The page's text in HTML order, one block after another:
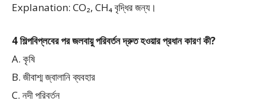
Explanation: CO₂, CH₄ বৃদ্ধির জন্য।
4 শিল্পবিপ্লবের পর জলবায়ু পরিবর্তন দ্রুত হওয়ার প্রধান কারণ কী?
A. কৃষি
B. জীবাশ্ম জ্বালানি ব্যবহার
C. নদী পরিবর্তন